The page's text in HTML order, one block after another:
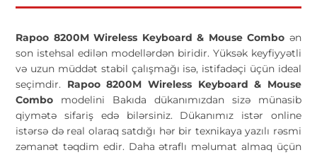
Rapoo 8200M Wireless Keyboard & Mouse Combo ən
son istehsal edilən modellərdən biridir. Yüksək keyfiyyətli
və uzun müddət stabil çalışmağı isə, istifadəçi üçün ideal
seçimdir. Rapoo 8200M Wireless Keyboard & Mouse
Combo modelini Bakıda dükanımızdan sizə münasib
qiymətə sifariş edə bilərsiniz. Dükanımız istər online
istərsə də real olaraq satdığı hər bir texnikaya yazılı rəsmi
zəmanət təqdim edir. Daha ətraflı məlumat almaq üçün